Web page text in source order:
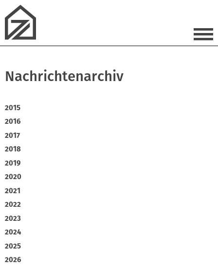
Nachrichtenarchiv
2015
2016
2017
2018
2019
2020
2021
2022
2023
2024
2025
2026